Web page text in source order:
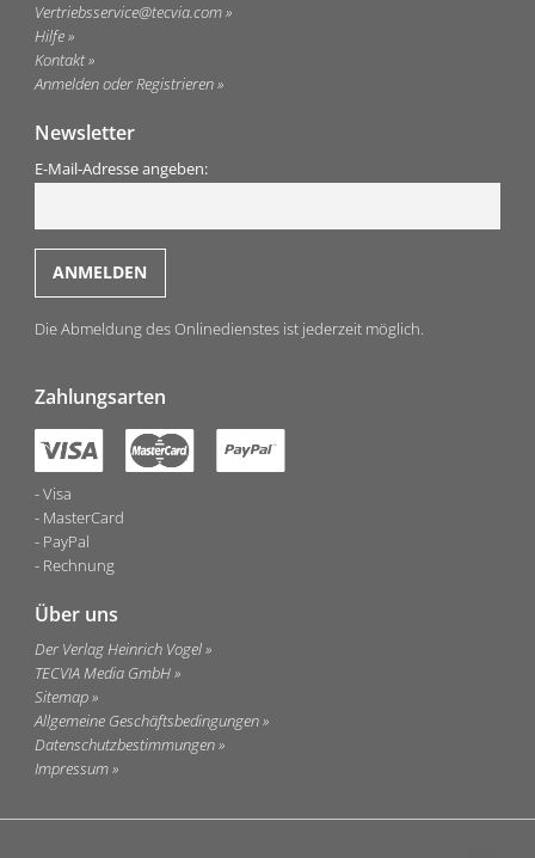
Vertriebsservice@tecvia.com
Hilfe
Kontakt
Anmelden oder Registrieren
Newsletter
E-Mail-Adresse angeben:
Die Abmeldung des Onlinedienstes ist jederzeit möglich.
Zahlungsarten
Visa
MasterCard
PayPal
Rechnung
Über uns
Der Verlag Heinrich Vogel
TECVIA Media GmbH
Sitemap
Allgemeine Geschäftsbedingungen
Datenschutzbestimmungen
Impressum